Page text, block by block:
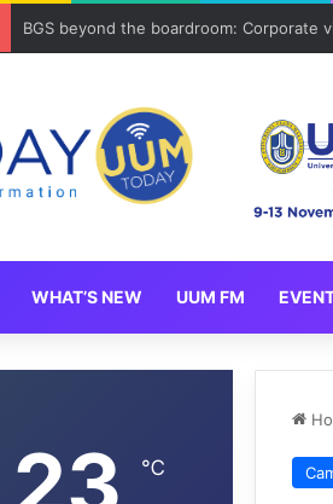
BGS beyond the boardroom: Corporate
WHAT’S NEW UUM FM
℃